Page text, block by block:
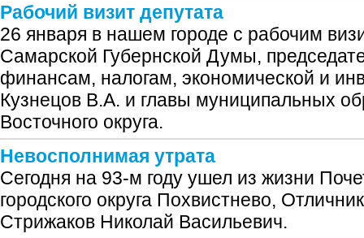
Рабочий визит депутата
26 января в нашем городе с рабочим
Самарской Губернской Думы,
финансам, налогам, экономической и
Кузнецов В.А. и главы муниципальных
Восточного округа.
Невосполнимая утрата
Сегодня на 93-м году ушел из жизни
городского округа Похвистнево,
Стрижаков Николай Васильевич.